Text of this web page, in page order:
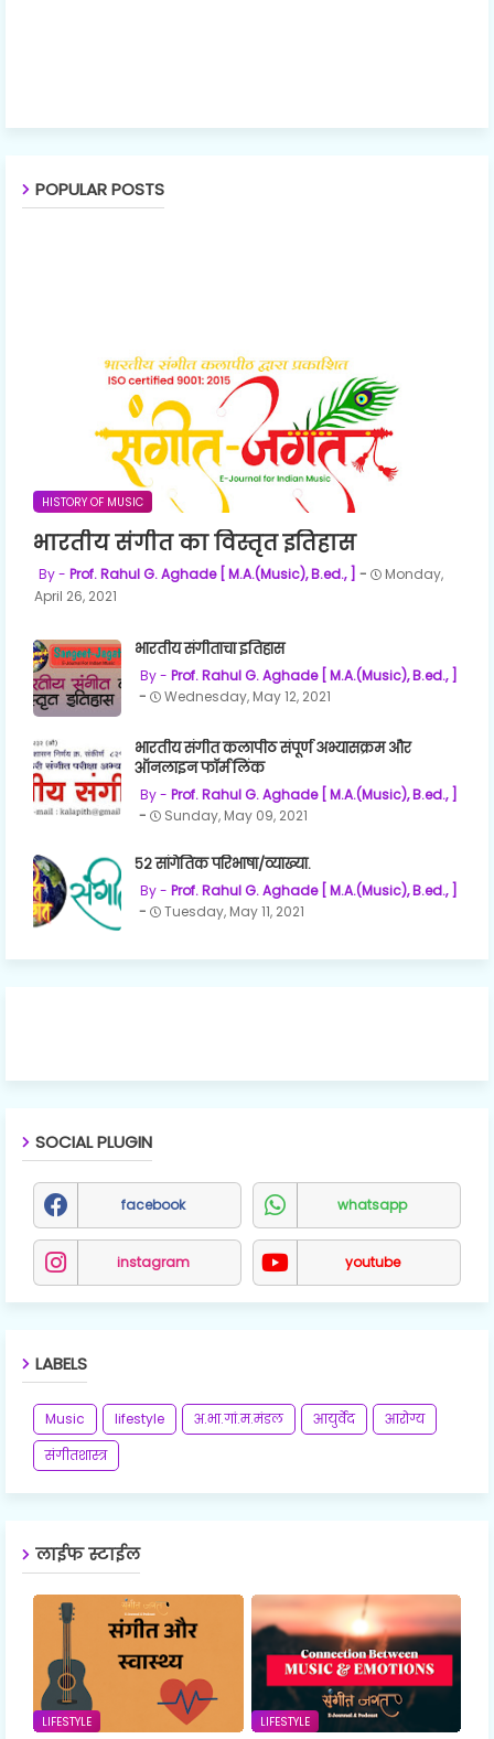
POPULAR POSTS
HISTORY OF MUSIC
भारतीय संगीत का विस्तृत इतिहास
Prof. Rahul G. Aghade [ M.A.(Music), B.ed., ]
Monday,
April 26, 2021
भारतीय संगीताचा इतिहास
Prof. Rahul G. Aghade [ M.A.(Music), B.ed., ]
Wednesday, May 12, 2021
भारतीय संगीत कलापीठ संपूर्ण अभ्यासक्रम और
ऑनलाइन फॉर्म लिंक
Prof. Rahul G. Aghade [ M.A.(Music), B.ed., ]
Sunday, May 09, 2021
५२ सांगेतिक परिभाषा/व्याख्या.
Prof. Rahul G. Aghade [ M.A.(Music), B.ed., ]
Tuesday, May 11, 2021
SOCIAL PLUGIN
facebook whatsapp
instagram youtube
LABELS
Music lifestyle अ.भा.गां.म.मंडल आयुर्वेद
आरोग्य
संगीतशास्त्र
लाईफ स्टाईल
LIFESTYLE LIFESTYLE